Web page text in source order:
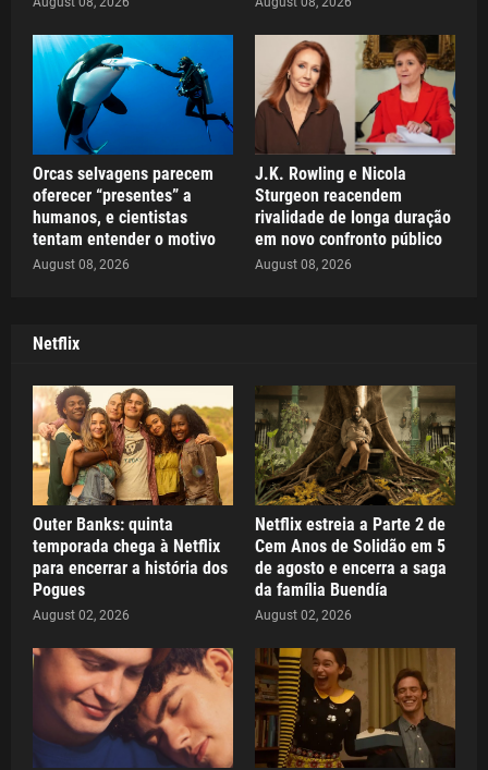
Orcas selvagens parecem
oferecer “presentes” a
humanos, e cientistas
tentam entender o motivo
August 08, 2026
J.K. Rowling e Nicola
Sturgeon reacendem
rivalidade de longa duração
em novo confronto público
August 08, 2026
Netflix
Outer Banks: quinta
temporada chega à Netflix
para encerrar a história dos
Pogues
August 02, 2026
Netflix estreia a Parte 2 de
Cem Anos de Solidão em 5
de agosto e encerra a saga
da família Buendía
August 02, 2026